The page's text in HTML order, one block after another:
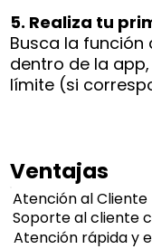
5. Realiza tu
Busca la función
dentro de la
límite (si
Ventajas
Atención al Cliente
Soporte al cliente
Atención rápida y